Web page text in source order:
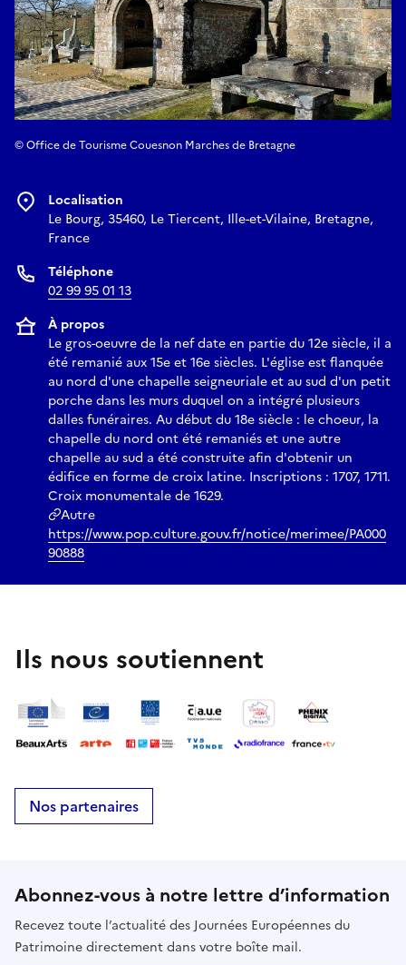
© Office de Tourisme Couesnon Marches de Bretagne
Localisation
Le Bourg, 35460, Le Tiercent, Ille-et-Vilaine, Bretagne,
France
Téléphone
02 99 95 01 13
À propos
Le gros-oeuvre de la nef date en partie du 12e siècle, il a
été remanié aux 15e et 16e siècles. L'église est flanquée
au nord d'une chapelle seigneuriale et au sud d'un petit
porche dans les murs duquel on a intégré plusieurs
dalles funéraires. Au début du 18e siècle : le choeur, la
chapelle du nord ont été remaniés et une autre
chapelle au sud a été construite afin d'obtenir un
édifice en forme de croix latine. Inscriptions : 1707, 1711.
Croix monumentale de 1629.
Autre
https://www.pop.culture.gouv.fr/notice/merimee/PA000
90888
Ils nous soutiennent
Nos partenaires
Abonnez-vous à notre lettre d’information
Recevez toute l’actualité des Journées Européennes du
Patrimoine directement dans votre boîte mail.